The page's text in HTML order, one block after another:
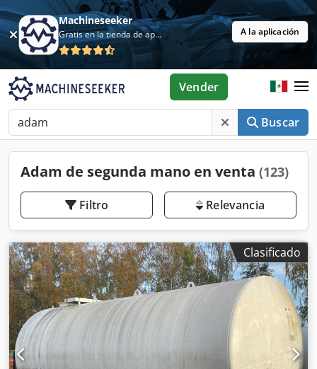
Machineseeker
Gratis en la tienda de aplicaciones A la aplicación
Buscar
Vender
Adam de segunda mano en venta (123)
Filtro Relevancia
Clasificado